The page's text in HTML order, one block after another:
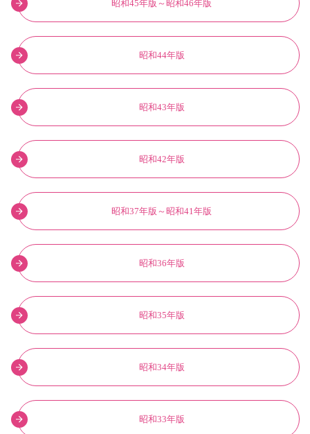
昭和45年版～昭和46年版
昭和44年版
昭和43年版
昭和42年版
昭和37年版～昭和41年版
昭和36年版
昭和35年版
昭和34年版
昭和33年版